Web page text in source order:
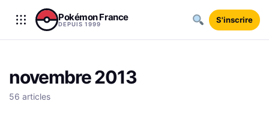
Aller au contenu
Pokémon France
DEPUIS 1999 S'inscrire
novembre 2013
56 articles